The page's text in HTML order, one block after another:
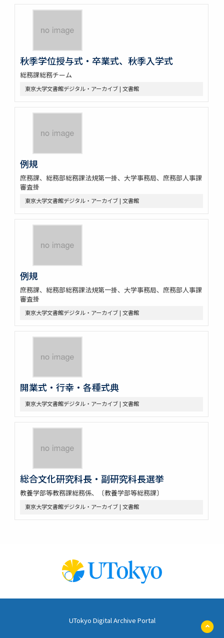
秋季学位授与式・卒業式、秋季入学式
総務課総務チーム
東京大学文書館デジタル・アーカイブ | 文書館
例規
庶務課、総務部総務課法規第一掛、大学事務局、庶務部人事課
審査掛
東京大学文書館デジタル・アーカイブ | 文書館
例規
庶務課、総務部総務課法規第一掛、大学事務局、庶務部人事課
審査掛
東京大学文書館デジタル・アーカイブ | 文書館
開業式・行幸・各種式典
東京大学文書館デジタル・アーカイブ | 文書館
総合文化研究科長・副研究科長選挙
教養学部等教務課総務係、〔教養学部等総務課〕
東京大学文書館デジタル・アーカイブ | 文書館
UTokyo Digital Archive Portal
ペ